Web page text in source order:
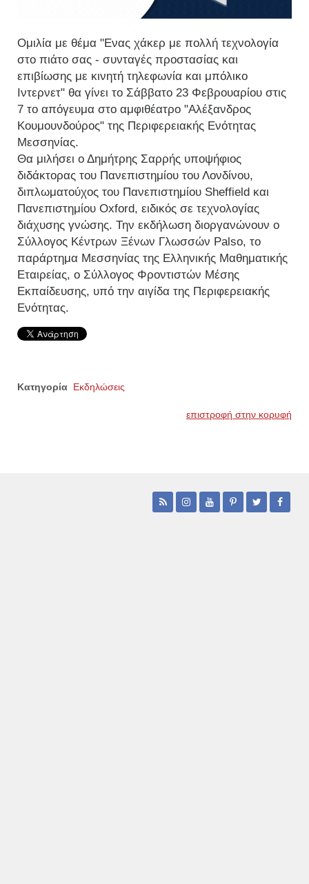
Ομιλία με θέμα "Ενας χάκερ με πολλή τεχνολογία
στο πιάτο σας - συνταγές προστασίας και
επιβίωσης με κινητή τηλεφωνία και μπόλικο
Ιντερνετ" θα γίνει το Σάββατο 23 Φεβρουαρίου στις
7 το απόγευμα στο αμφιθέατρο "Αλέξανδρος
Κουμουνδούρος" της Περιφερειακής Ενότητας
Μεσσηνίας.
Θα μιλήσει ο Δημήτρης Σαρρής υποψήφιος
διδάκτορας του Πανεπιστημίου του Λονδίνου,
διπλωματούχος του Πανεπιστημίου Sheffield και
Πανεπιστημίου Oxford, ειδικός σε τεχνολογίας
διάχυσης γνώσης. Την εκδήλωση διοργανώνουν ο
Σύλλογος Κέντρων Ξένων Γλωσσών Palso, το
παράρτημα Μεσσηνίας της Ελληνικής Μαθηματικής
Εταιρείας, ο Σύλλογος Φροντιστών Μέσης
Εκπαίδευσης, υπό την αιγίδα της Περιφερειακής
Ενότητας.
Κατηγορία Εκδηλώσεις
επιστροφή στην κορυφή